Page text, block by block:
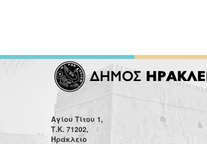
Αγίου Τίτου 1,
Τ.Κ. 71202,
Ηράκλειο